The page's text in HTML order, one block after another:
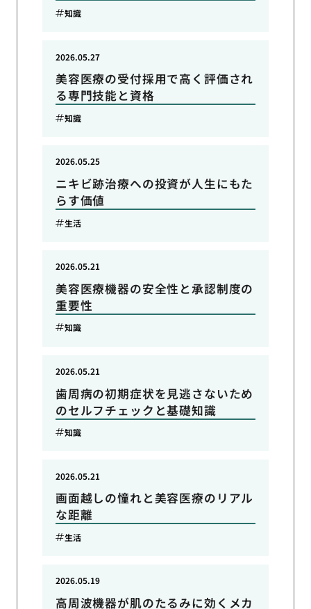
知識
美容医療の受付採用で高く評価され
る専門技能と資格
2026.05.27
知識
ニキビ跡治療への投資が人生にもた
らす価値
2026.05.25
生活
美容医療機器の安全性と承認制度の
重要性
2026.05.21
知識
歯周病の初期症状を見逃さないため
のセルフチェックと基礎知識
2026.05.21
知識
画面越しの憧れと美容医療のリアル
な距離
2026.05.21
生活
高周波機器が肌のたるみに効くメカ
2026.05.19